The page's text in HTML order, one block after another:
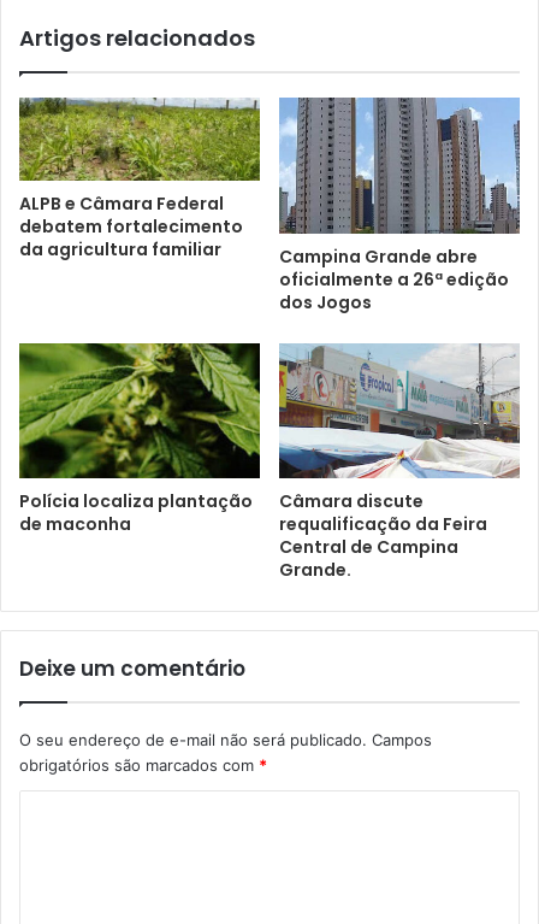
Artigos relacionados
ALPB e Câmara Federal
debatem fortalecimento
da agricultura familiar
Campina Grande abre
oficialmente a 26ª edição
dos Jogos
Polícia localiza plantação
de maconha
Câmara discute
requalificação da Feira
Central de Campina
Grande.
Deixe um comentário
O seu endereço de e-mail não será publicado. Campos
obrigatórios são marcados com *